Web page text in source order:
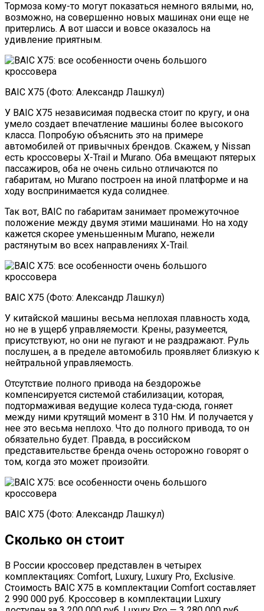
Тормоза кому-то могут показаться немного вялыми, но,
возможно, на совершенно новых машинах они еще не
притерлись. А вот шасси и вовсе оказалось на
удивление приятным.
BAIC X75 (Фото: Александр Лашкул)
У BAIC X75 независимая подвеска стоит по кругу, и она
умело создает впечатление машины более высокого
класса. Попробую объяснить это на примере
автомобилей от привычных брендов. Скажем, у Nissan
есть кроссоверы X-Trail и Murano. Оба вмещают пятерых
пассажиров, оба не очень сильно отличаются по
габаритам, но Murano построен на иной платформе и на
ходу воспринимается куда солиднее.
Так вот, BAIC по габаритам занимает промежуточное
положение между двумя этими машинами. Но на ходу
кажется скорее уменьшенным Murano, нежели
растянутым во всех направлениях X-Trail.
BAIC X75 (Фото: Александр Лашкул)
У китайской машины весьма неплохая плавность хода,
но не в ущерб управляемости. Крены, разумеется,
присутствуют, но они не пугают и не раздражают. Руль
послушен, а в пределе автомобиль проявляет близкую к
нейтральной управляемость.
Отсутствие полного привода на бездорожье
компенсируется системой стабилизации, которая,
подтормаживая ведущие колеса туда-сюда, гоняет
между ними крутящий момент в 310 Нм. И получается у
нее это весьма неплохо. Что до полного привода, то он
обязательно будет. Правда, в российском
представительстве бренда очень осторожно говорят о
том, когда это может произойти.
BAIC X75 (Фото: Александр Лашкул)
Сколько он стоит
В России кроссовер представлен в четырех
комплектациях: Comfort, Luxury, Luxury Pro, Exclusive.
Стоимость BAIC X75 в комплектации Comfort составляет
2 990 000 руб. Кроссовер в комплектации Luxury